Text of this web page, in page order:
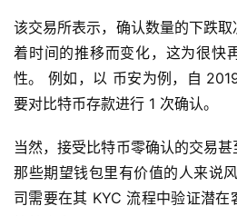
该交易所表示，确认数量的下跌
着时间的推移而变化，这为很快
性。 例如，以 币安为例，自
要对比特币存款进行 1 次确认。
当然，接受比特币零确认的交易
那些期望钱包里有价值的人来说
司需要在其 KYC 流程中验证潜在